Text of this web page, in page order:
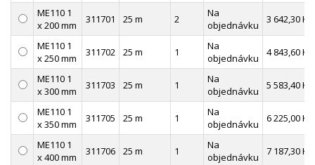
ME110 1
x 200 mm
311701 25 m 2
Na
objednávku
3 642,30 Kč
ME110 1
x 250 mm
311702 25 m 1
Na
objednávku
4 843,60 Kč
ME110 1
x 300 mm
311703 25 m 1
Na
objednávku
5 583,40 Kč
ME110 1
x 350 mm
311705 25 m 1
Na
objednávku
6 225,00 Kč
ME110 1
x 400 mm
311706 25 m 1
Na
objednávku
7 187,30 Kč